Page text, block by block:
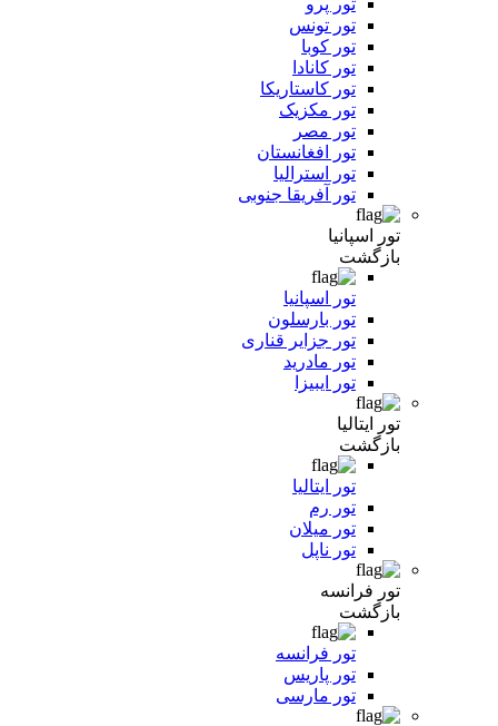
تور پرو
تور تونس
تور کوبا
تور کانادا
تور کاستاریکا
تور مکزیک
تور مصر
تور افغانستان
تور استرالیا
تور آفریقا جنوبی
تور اسپانیا
بازگشت
تور اسپانیا
تور بارسلون
تور جزایر قناری
تور مادرید
تور ایبیزا
تور ایتالیا
بازگشت
تور ایتالیا
تور رم
تور میلان
تور ناپل
تور فرانسه
بازگشت
تور فرانسه
تور پاریس
تور مارسی